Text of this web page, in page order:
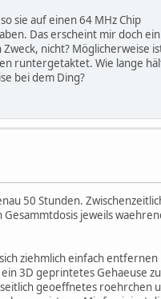
sie auf einen 64 MHz Chip
Das erscheint mir doch
nicht? Möglicherweise
runtergetaktet. Wie lange
bei dem Ding?
50 Stunden.
Gesammtdosis jeweils
ziehmlich einfach
3D geprintetes Gehaeuse
seitlich geoeffnetes roehrchen